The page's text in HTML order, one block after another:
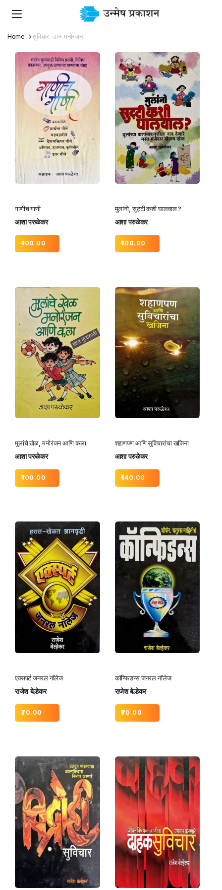
Home सुविचार-ज्ञान-मनोरंजन
गाणीच गाणी
आशा परुळेकर
100.00
मुलांनो, सुट्टी कशी घालवाल ?
आशा परुळेकर
100.00
मुलांचे खेळ, मनोरंजन आणि कला
आशा परुळेकर
100.00
शहाणपण आणि सुविचारांचा खजिना
आशा परुळेकर
140.00
एक्सपर्ट जनरल नॉलेज
राजेश बेल्हेकर
70.00
कॉन्फिडन्स जनरल नॉलेज
राजेश बेल्हेकर
70.00